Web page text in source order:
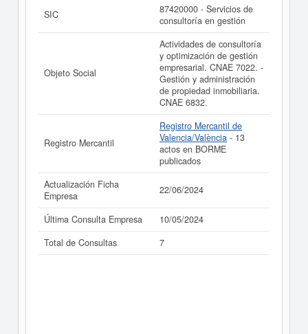
SIC
87420000 - Servicios de
consultoría en gestión
Objeto Social
Actividades de consultoría
y optimización de gestión
empresarial. CNAE 7022. -
Gestión y administración
de propiedad inmobiliaria.
CNAE 6832.
Registro Mercantil
Registro Mercantil de
Valencia/València - 13
actos en BORME
publicados
Actualización Ficha
Empresa
22/06/2024
Última Consulta Empresa
10/05/2024
Total de Consultas
7